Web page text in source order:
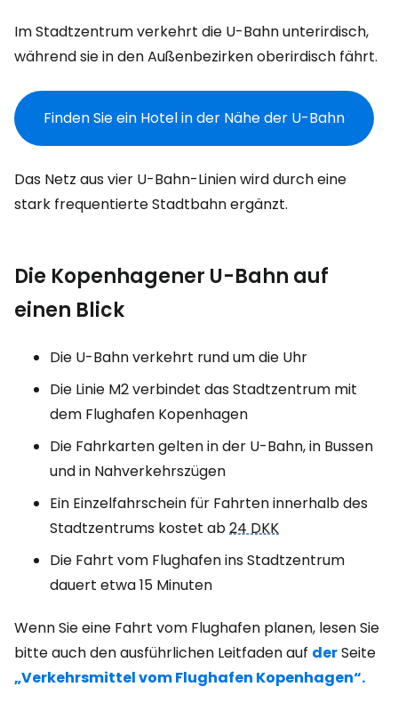
Im Stadtzentrum verkehrt die U-Bahn unterirdisch,
während sie in den Außenbezirken oberirdisch fährt.
Finden Sie ein Hotel in der Nähe der U-Bahn
Das Netz aus vier U-Bahn-Linien wird durch eine
stark frequentierte Stadtbahn ergänzt.
Die Kopenhagener U-Bahn auf
einen Blick
Die U-Bahn verkehrt rund um die Uhr
Die Linie M2 verbindet das Stadtzentrum mit
dem Flughafen Kopenhagen
Die Fahrkarten gelten in der U-Bahn, in Bussen
und in Nahverkehrszügen
Ein Einzelfahrschein für Fahrten innerhalb des
Stadtzentrums kostet ab24 DKK
Die Fahrt vom Flughafen ins Stadtzentrum
dauert etwa 15 Minuten
Wenn Sie eine Fahrt vom Flughafen planen, lesen Sie
bitte auch den ausführlichen Leitfaden auf derSeite
„Verkehrsmittel vom Flughafen Kopenhagen“.